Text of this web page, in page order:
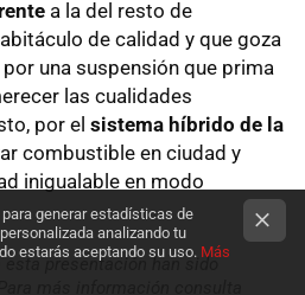
a la del resto de
de calidad y que goza
una suspensión que prima
las cualidades
por el sistema híbrido de la
combustible en ciudad y
inigualable en modo
presentación han sido
generar estadísticas de
analizando tu
estarás aceptando su uso. Más